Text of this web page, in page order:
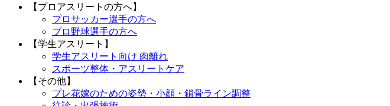
【プロアスリートの方へ】
プロサッカー選手の方へ
プロ野球選手の方へ
【学生アスリート】
学生アスリート向け 肉離れ
スポーツ整体・アスリートケア
【その他】
プレ花嫁のための姿勢・小顔・鎖骨ライン調整